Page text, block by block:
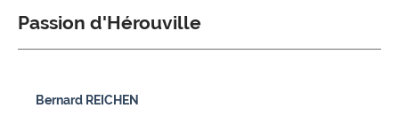
Passion d'Hérouville
Bernard REICHEN